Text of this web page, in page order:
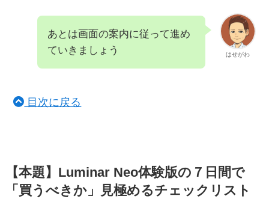
はせがわ
あとは画面の案内に従って進め
ていきましょう
目次に戻る
【本題】Luminar Neo体験版の７日間で
「買うべきか」見極めるチェックリスト